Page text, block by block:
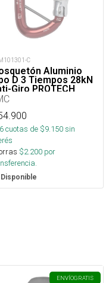
C
Aluminio
D 3 Tiempos 28kN
Giro PROTECH
6cuotas de $9.150sin
$2.200 por
Disponible
ENVÍOGRATIS